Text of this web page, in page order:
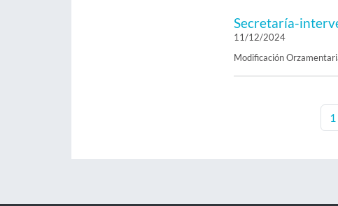
Secretaría-
11/12/2024
Modificación
1